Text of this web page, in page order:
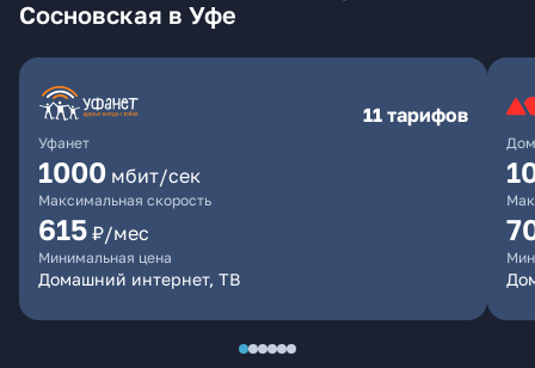
Сосновская в Уфе
Уфанет
11 тарифов
1000 мбит/сек
Максимальная скорость
615 ₽/мес
Минимальная цена
Домашний интернет, ТВ